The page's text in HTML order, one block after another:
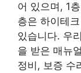
어 있으며, 1
층은 하이테
있습니다. 우
을 받은 매뉴
정비, 보증 수